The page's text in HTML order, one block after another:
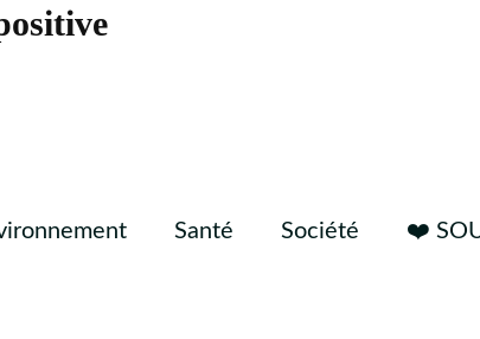
Santé Société ❤️